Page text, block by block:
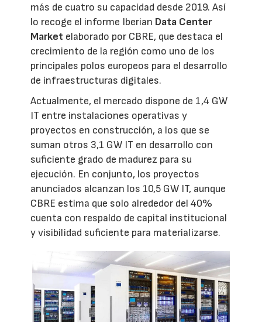
más de cuatro su capacidad desde 2019. Así
lo recoge el informe Iberian Data Center
Market elaborado por CBRE, que destaca el
crecimiento de la región como uno de los
principales polos europeos para el desarrollo
de infraestructuras digitales.
Actualmente, el mercado dispone de 1,4 GW
IT entre instalaciones operativas y
proyectos en construcción, a los que se
suman otros 3,1 GW IT en desarrollo con
suficiente grado de madurez para su
ejecución. En conjunto, los proyectos
anunciados alcanzan los 10,5 GW IT, aunque
CBRE estima que solo alrededor del 40%
cuenta con respaldo de capital institucional
y visibilidad suficiente para materializarse.